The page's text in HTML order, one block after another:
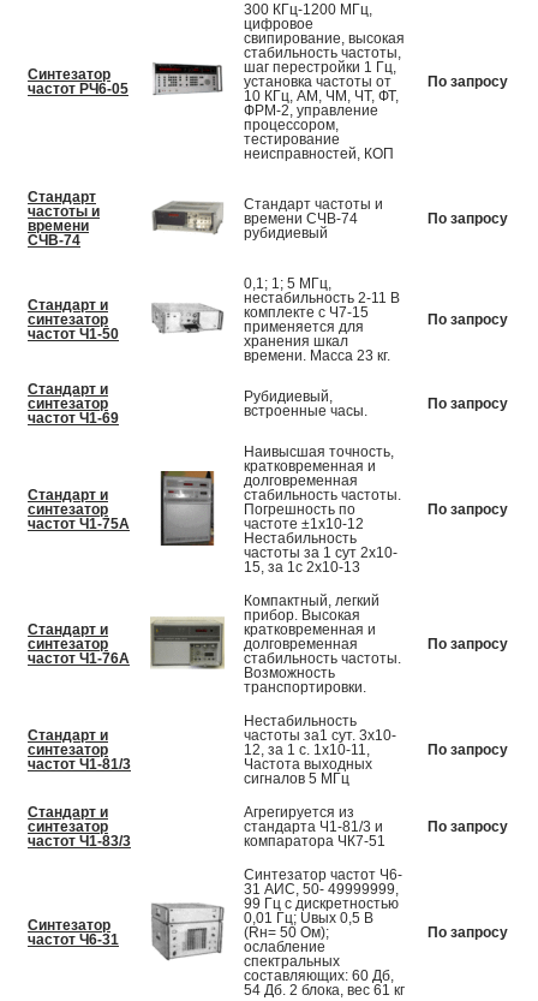
Синтезатор
частот РЧ6-05
300 КГц-1200 МГц,
цифровое
свипирование, высокая
стабильность частоты,
шаг перестройки 1 Гц,
установка частоты от
10 КГц, АМ, ЧМ, ЧТ, ФТ,
ФРМ-2, управление
процессором,
тестирование
неисправностей, КОП
По запросу
Стандарт
частоты и
времени
СЧВ-74
Стандарт частоты и
времени СЧВ-74
рубидиевый
По запросу
Стандарт и
синтезатор
частот Ч1-50
0,1; 1; 5 МГц,
нестабильность 2-11 В
комплекте с Ч7-15
применяется для
хранения шкал
времени. Масса 23 кг.
По запросу
Стандарт и
синтезатор
частот Ч1-69
Рубидиевый,
встроенные часы.
По запросу
Стандарт и
синтезатор
частот Ч1-75А
Наивысшая точность,
кратковременная и
долговременная
стабильность частоты.
Погрешность по
частоте ±1х10-12
Нестабильность
частоты за 1 сут 2х10-
15, за 1с 2х10-13
По запросу
Стандарт и
синтезатор
частот Ч1-76А
Компактный, легкий
прибор. Высокая
кратковременная и
долговременная
стабильность частоты.
Возможность
транспортировки.
По запросу
Стандарт и
синтезатор
частот Ч1-81/3
Нестабильность
частоты за1 сут. 3х10-
12, за 1 с. 1х10-11,
Частота выходных
сигналов 5 МГц
По запросу
Стандарт и
синтезатор
частот Ч1-83/3
Агрегируется из
стандарта Ч1-81/3 и
компаратора ЧК7-51
По запросу
Синтезатор
частот Ч6-31
Синтезатор частот Ч6-
31 АИС, 50- 49999999,
99 Гц с дискретностью
0,01 Гц; Uвых 0,5 В
(Rн= 50 Ом);
ослабление
спектральных
составляющих: 60 Дб,
54 Дб. 2 блока, вес 61 кг
По запросу